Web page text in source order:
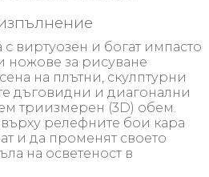
виртуозен и богат импасто
ножове за рисуване
на плътни, скулптурни
дъговидни и диагонални
триизмерен (3D) обем.
върху релефните бои кара
и да променят своето
на осветеност в